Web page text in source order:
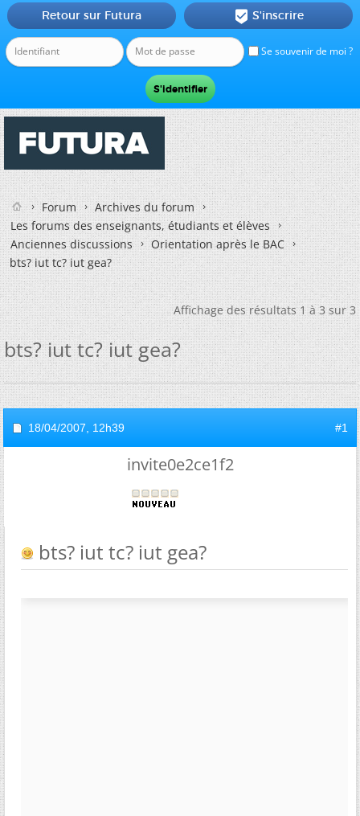
Se souvenir de moi ?
Retour sur Futura  S'inscrire
Forum
Archives du forum
Les forums des enseignants, étudiants et élèves
Anciennes discussions
Orientation après le BAC
bts? iut tc? iut gea?
Affichage des résultats 1 à 3 sur 3
bts? iut tc? iut gea?
18/04/2007, 12h39 #1
invite0e2ce1f2
bts? iut tc? iut gea?